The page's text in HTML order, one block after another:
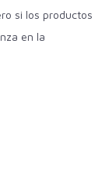
si los productos
en la